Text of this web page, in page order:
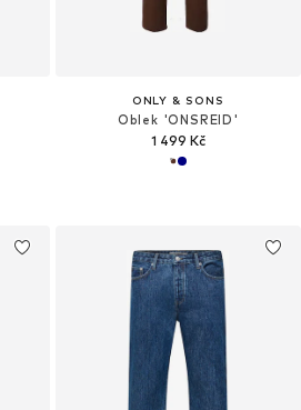
ONLY & SONS
Oblek 'ONSREID'
1 499 Kč